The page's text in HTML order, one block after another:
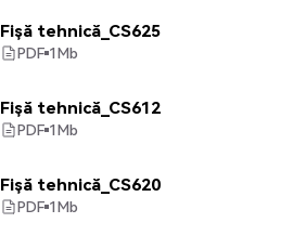
Fișă tehnică_CS625
PDF 1Mb
Fișă tehnică_CS612
PDF 1Mb
Fișă tehnică_CS620
PDF 1Mb